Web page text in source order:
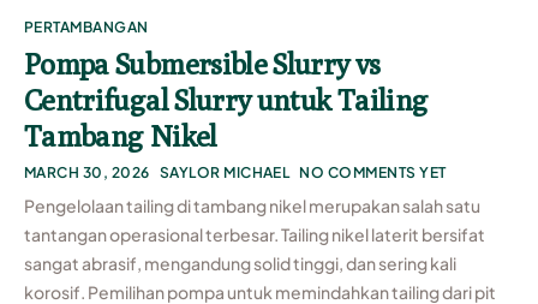
PERTAMBANGAN
Pompa Submersible Slurry vs
Centrifugal Slurry untuk Tailing
Tambang Nikel
MARCH 30, 2026 SAYLOR MICHAEL NO COMMENTS YET
Pengelolaan tailing di tambang nikel merupakan salah satu
tantangan operasional terbesar. Tailing nikel laterit bersifat
sangat abrasif, mengandung solid tinggi, dan sering kali
korosif. Pemilihan pompa untuk memindahkan tailing dari pit